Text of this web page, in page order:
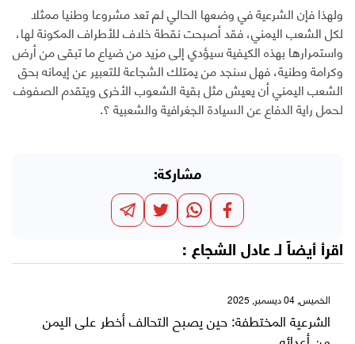
ولهذا فإن الشرعية في وضعها الحالي لم تعد مشروعا وطنيا ممثلا
لكل الشعب اليمني، فقد أصبحت نقطة خلاف للأطراف المكونة لها،
واستمرارها بهذه الكيفية سيؤدي إلى مزيد من ضياع ما تبقى من أرض
وكرامة وطنية، فهل سنجد من يمتلك الشجاعة للتعبير عن إيمانه بحق
الشعب اليمني أن يعيش مثل بقية الشعوب الأخرى ويتقدم الصفوف
لحمل راية الدفاع عن السيادة الجغرافية والشعبية ؟.
مشاركة:
اقرأ أيضاً لـ عادل الشجاع :
الخميس, 04 ديسمبر, 2025
الشرعية المختطفة: حين يصبح التحالف أخطر على اليمن